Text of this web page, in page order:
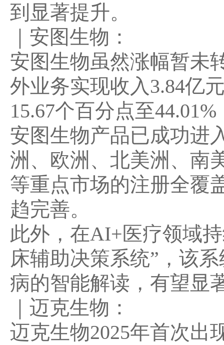
到显著提升。
安图生物：
安图生物虽然涨幅暂未
外业务实现收入3.84亿
15.67个百分点至44.01%
安图生物产品已成功进
洲、欧洲、北美洲、南
等重点市场的注册全覆
趋完善。
此外，在AI+医疗领域
床辅助决策系统”，该
病的智能解读，有望显
迈克生物：
迈克生物2025年首次出